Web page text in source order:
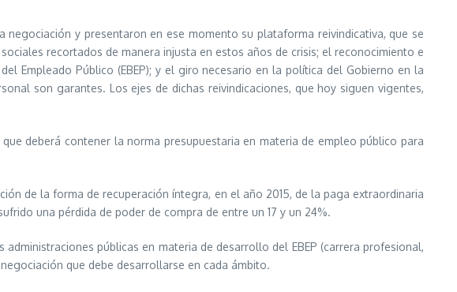
y presentaron en ese momento su plataforma reivindicativa, que se
recortados de manera injusta en estos años de crisis; el reconocimiento e
Empleado Público (EBEP); y el giro necesario en la política del Gobierno en la
son garantes. Los ejes de dichas reivindicaciones, que hoy siguen vigentes,
deberá contener la norma presupuestaria en materia de empleo público para
de la forma de recuperación íntegra, en el año 2015, de la paga extraordinaria
una pérdida de poder de compra de entre un 17 y un 24%.
públicas en materia de desarrollo del EBEP (carrera profesional,
que debe desarrollarse en cada ámbito.